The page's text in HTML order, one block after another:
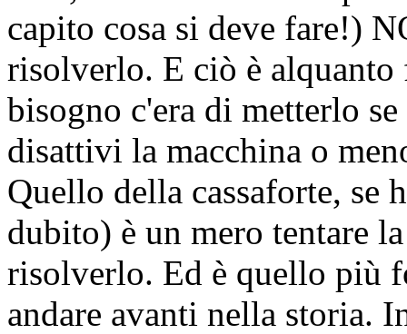
capito cosa si deve fare!)
risolverlo. E ciò è
bisogno c'era di metterlo
disattivi la macchina o
Quello della cassaforte, se
dubito) è un mero tentare
risolverlo. Ed è quello più
andare avanti nella storia.